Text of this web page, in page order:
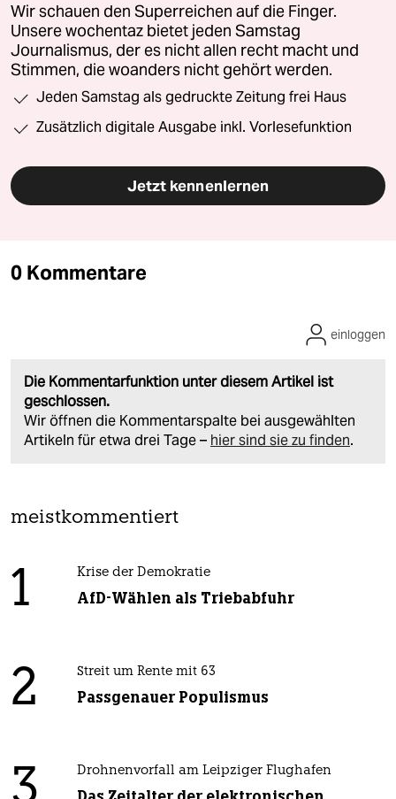
Wir schauen den Superreichen auf die Finger.
Unsere wochentaz bietet jeden Samstag
Journalismus, der es nicht allen recht macht und
Stimmen, die woanders nicht gehört werden.
Jeden Samstag als gedruckte Zeitung frei Haus
Zusätzlich digitale Ausgabe inkl. Vorlesefunktion
Jetzt kennenlernen
0 Kommentare
Die Kommentarfunktion unter diesem Artikel ist
geschlossen.
Wir öffnen die Kommentarspalte bei ausgewählten
Artikeln für etwa drei Tage – hier sind sie zu finden.
einloggen
meistkommentiert
1 Krise der Demokratie
AfD-Wählen als Triebabfuhr
2 Streit um Rente mit 63
Passgenauer Populismus
Drohnenvorfall am Leipziger Flughafen